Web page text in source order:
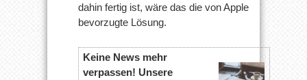
dahin fertig ist, wäre das die von Apple
bevorzugte Lösung.
Keine News mehr
verpassen! Unsere